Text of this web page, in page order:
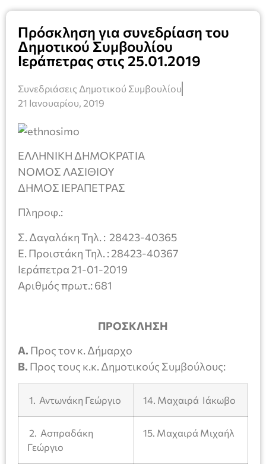
Πρόσκληση για συνεδρίαση του
Δημοτικού Συμβουλίου
Ιεράπετρας στις 25.01.2019
Συνεδριάσεις Δημοτικού Συμβουλίου
21 Ιανουαρίου, 2019
ΕΛΛΗΝΙΚΗ ΔΗΜΟΚΡΑΤΙΑ
ΝΟΜΟΣ ΛΑΣΙΘΙΟΥ
ΔΗΜΟΣ ΙΕΡΑΠΕΤΡΑΣ
Πληροφ.:
Σ. Δαγαλάκη Τηλ. : 28423-40365
Ε. Προιστάκη Τηλ. : 28423-40367
Ιεράπετρα 21-01-2019
Αριθμός πρωτ.: 681
ΠΡΟΣΚΛΗΣΗ
Α. Προς τον κ. Δήμαρχο
Β. Προς τους κ.κ. Δημοτικούς Συμβούλους:
1. Αντωνάκη Γεώργιο 14. Μαχαιρά Ιάκωβο
2. Ασπραδάκη
Γεώργιο
15. Μαχαιρά Μιχαήλ